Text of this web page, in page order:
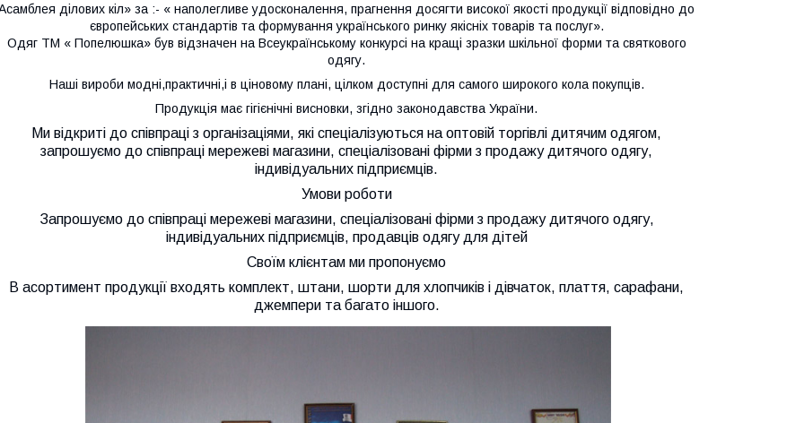
ділових кіл» за :- « наполегливе удосконалення, прагнення досягти високої якості продукції відповідно до
європейських стандартів та формування українського ринку якісніх товарів та послуг».
Одяг ТМ « Попелюшка» був відзначен на Всеукраїнському конкурсі на кращі зразки шкільної форми та святкового
одягу.
Наші вироби модні,практичні,і в ціновому плані, цілком доступні для самого широкого колапокупців.
Продукція має гігієнічні висновки, згідно законодавства України.
Ми відкриті до співпраці з організаціями, які спеціалізуються на оптовій торгівлі дитячим одягом,
запрошуємо до співпраці мережеві магазини, спеціалізовані фірми з продажу дитячого одягу,
індивідуальних підприємців.
Умови роботи
Запрошуємо до співпраці мережеві магазини, спеціалізовані фірми з продажу дитячого одягу,
індивідуальних підприємців, продавців одягу для дітей
Своїм клієнтам ми пропонуємо
В асортимент продукції входять комплект, штани, шорти для хлопчиків і дівчаток, плаття, сарафани,
джемпери та багато іншого.